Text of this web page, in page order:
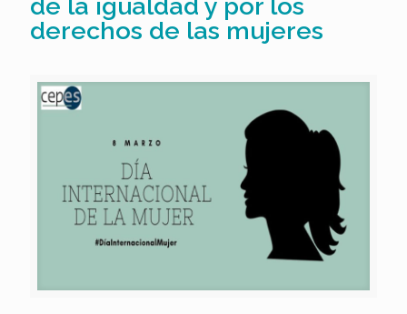
de la igualdad y por los
derechos de las mujeres